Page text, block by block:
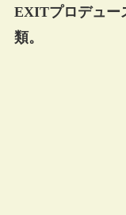
EXITプロデュー
類。